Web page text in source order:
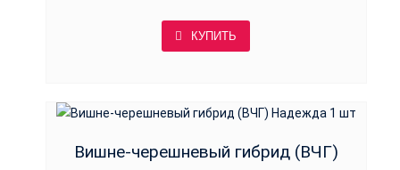
КУПИТЬ
Вишне-черешневый гибрид (ВЧГ)